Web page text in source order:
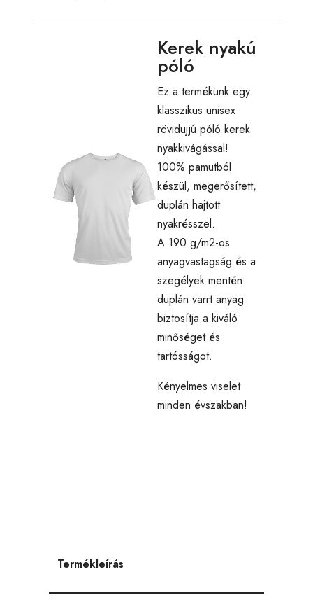
Kerek nyakú
póló
Ez a termékünk egy
klasszikus unisex
rövidujjú póló kerek
nyakkivágással!
100% pamutból
készül, megerősített,
duplán hajtott
nyakrésszel.
A 190 g/m2-os
anyagvastagság és a
szegélyek mentén
duplán varrt anyag
biztosítja a kiváló
minőséget és
tartósságot.
Kényelmes viselet
minden évszakban!
Termékleírás